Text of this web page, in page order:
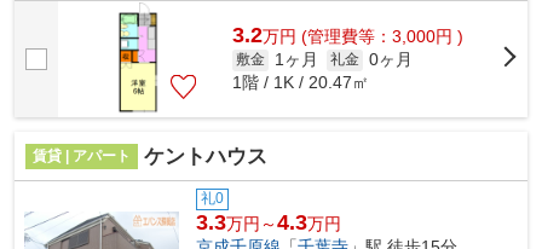
A」のここがイチオシ。エバンス 蘇我店...
3.2万円 (管理費等：3,000円 )
敷金 1ヶ月 礼金 0ヶ月
1階 / 1K / 20.47㎡
賃貸 | アパート ケントハウス
礼0
3.3万円～4.3万円